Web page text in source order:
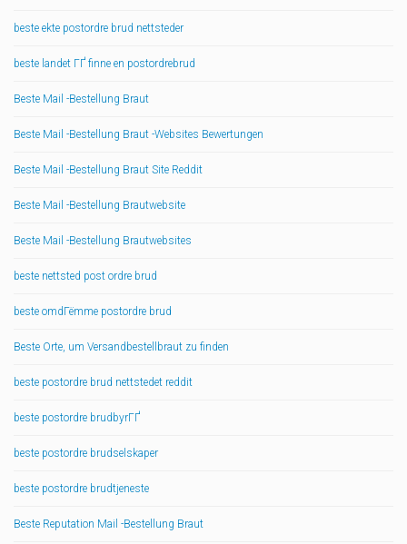
beste ekte postordre brud nettsteder
beste landet ГҐ finne en postordrebrud
Beste Mail -Bestellung Braut
Beste Mail -Bestellung Braut -Websites Bewertungen
Beste Mail -Bestellung Braut Site Reddit
Beste Mail -Bestellung Brautwebsite
Beste Mail -Bestellung Brautwebsites
beste nettsted post ordre brud
beste omdГёmme postordre brud
Beste Orte, um Versandbestellbraut zu finden
beste postordre brud nettstedet reddit
beste postordre brudbyrГҐ
beste postordre brudselskaper
beste postordre brudtjeneste
Beste Reputation Mail -Bestellung Braut